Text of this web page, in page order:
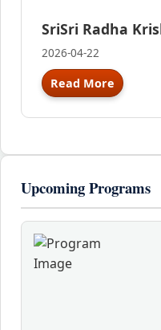
SriSri Radha
2026-04-22
Read More
Upcoming Programs